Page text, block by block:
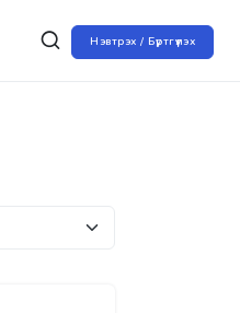
Нэвтрэх / Бүртгүүлэх